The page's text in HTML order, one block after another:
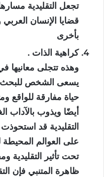
تجعل التقليدية
قضايا الإنسان
بأخرى
كراهية الذات .
وهذه تتجلى معانيها
يسعى الشخص للبحث
حياة مفارقة
أيضًا ويذوب بالآداب
التقليدية قد
على العوالم المحيطة
تحت تأثير التقليدية
ظاهرة المتنبي فإن